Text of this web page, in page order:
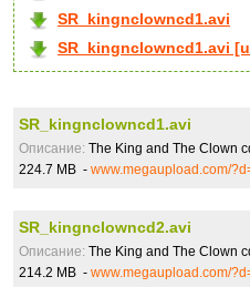
SR_kingnclowncd1.avi
SR_kingnclowncd1.avi
SR_kingnclowncd1.avi
Описание: The King and The Clown
224.7 MB - www.megaupload.com/
SR_kingnclowncd2.avi
Описание: The King and The Clown
214.2 MB - www.megaupload.com/